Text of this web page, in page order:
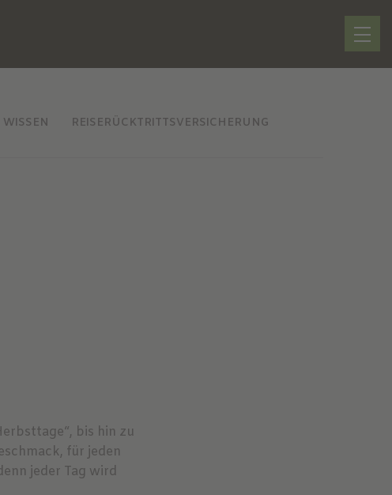
REISERÜCKTRITTSVERSICHERUNG
bis hin zu
für jeden
jeder Tag wird